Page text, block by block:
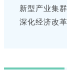
新型产业集
深化经济改